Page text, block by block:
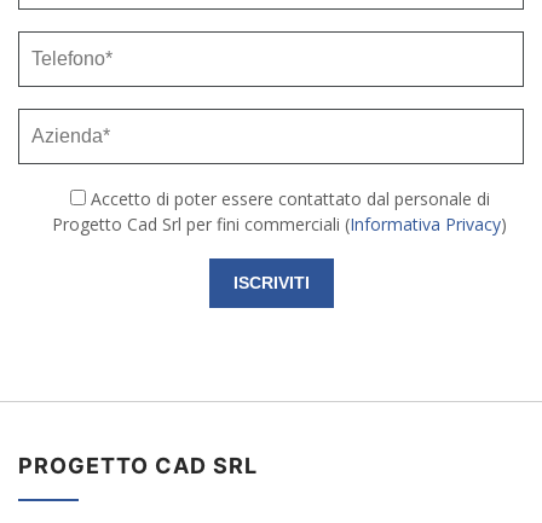
Accetto di poter essere contattato dal personale di
Progetto Cad Srl per fini commerciali (Informativa Privacy)
PROGETTO CAD SRL